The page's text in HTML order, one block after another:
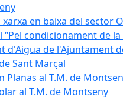
en baixa del sector
condicionament de
d'Aigua de l'Ajuntament
Sant Marçal
Planas al T.M. de
al T.M. de Montseny